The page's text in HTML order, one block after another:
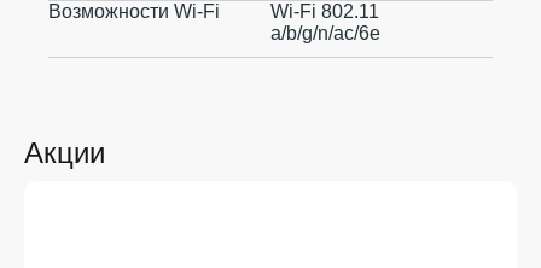
Акции
Возможности Wi-Fi
Wi-Fi 802.11
a/b/g/n/ac/6e